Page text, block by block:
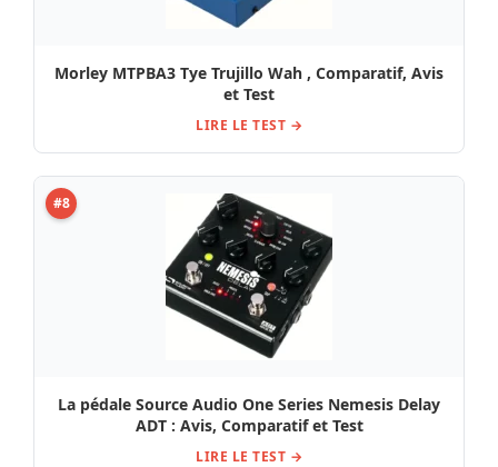
Morley MTPBA3 Tye Trujillo Wah , Comparatif, Avis
et Test
LIRE LE TEST →
#8
La pédale Source Audio One Series Nemesis Delay
ADT : Avis, Comparatif et Test
LIRE LE TEST →